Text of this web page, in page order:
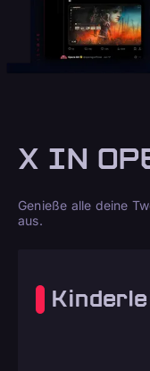
X IN
Genieße alle deine
aus.